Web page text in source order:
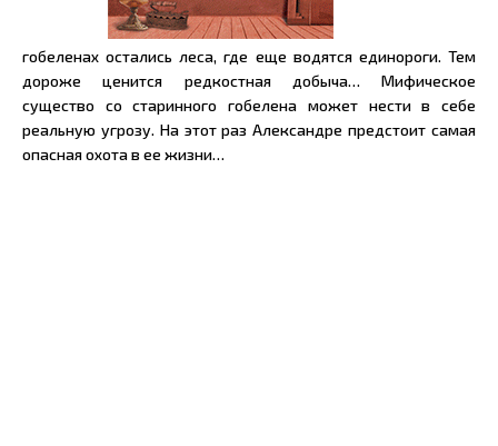
гобеленах остались леса, где еще водятся единороги. Тем
дороже ценится редкостная добыча… Мифическое
существо со старинного гобелена может нести в себе
реальную угрозу. На этот раз Александре предстоит самая
опасная охота в ее жизни…